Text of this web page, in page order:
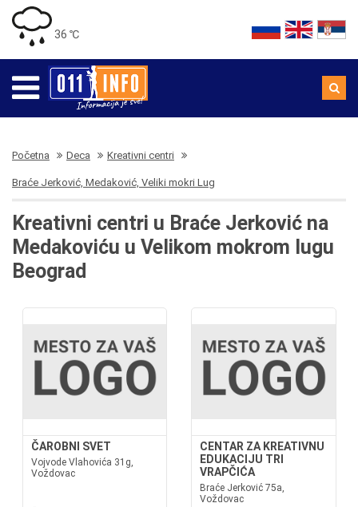
36 ℃
Početna Deca Kreativni centri
Braće Jerković, Medaković, Veliki mokri Lug
Kreativni centri u Braće Jerković na
Medakoviću u Velikom mokrom lugu
Beograd
ČAROBNI SVET
Vojvode Vlahovića 31g,
Voždovac
CENTAR ZA KREATIVNU
EDUKACIJU TRI
VRAPČIĆA
Braće Jerković 75a,
Voždovac